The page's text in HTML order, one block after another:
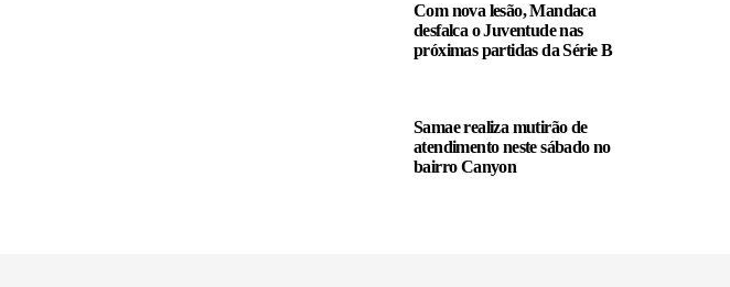
Com nova lesão, Mandaca
desfalca o Juventude nas
próximas partidas da Série B
Samae realiza mutirão de
atendimento neste sábado no
bairro Canyon